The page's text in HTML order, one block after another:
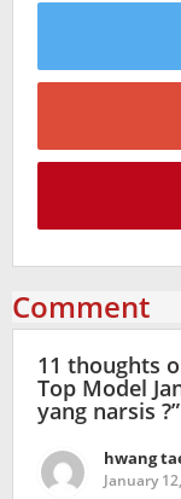
Comment
11 thoughts
Top Model
yang narsis ?”
hwang
January